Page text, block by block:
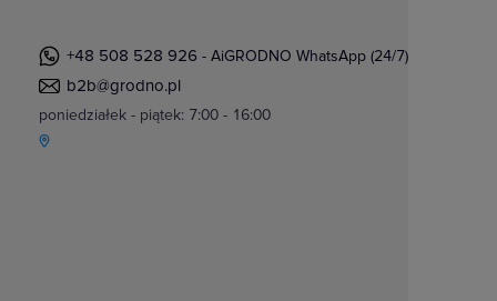
+48 508 528 926 - AiGRODNO WhatsApp (24/7)
b2b@grodno.pl
poniedziałek - piątek: 7:00 - 16:00